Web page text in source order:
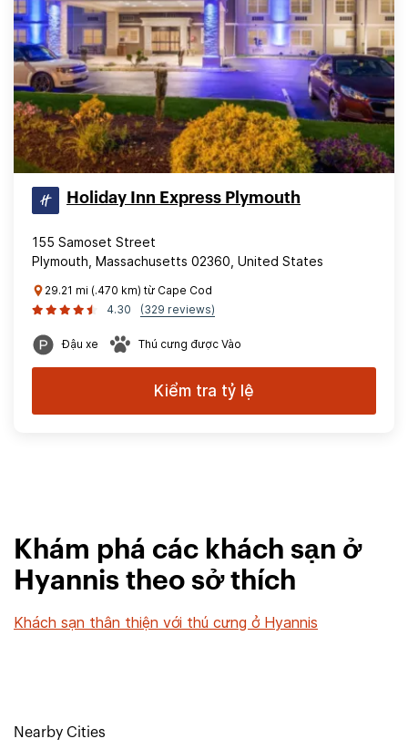
Holiday Inn Express Plymouth
155 Samoset Street
Plymouth, Massachusetts 02360, United States
29.21 mi (.470 km) từ Cape Cod
4.30
(329 reviews)
Đậu xe Thú cưng được Vào
Kiểm tra tỷ lệ
Khám phá các khách sạn ở
Hyannis theo sở thích
Khách sạn thân thiện với thú cưng ở Hyannis
Nearby Cities